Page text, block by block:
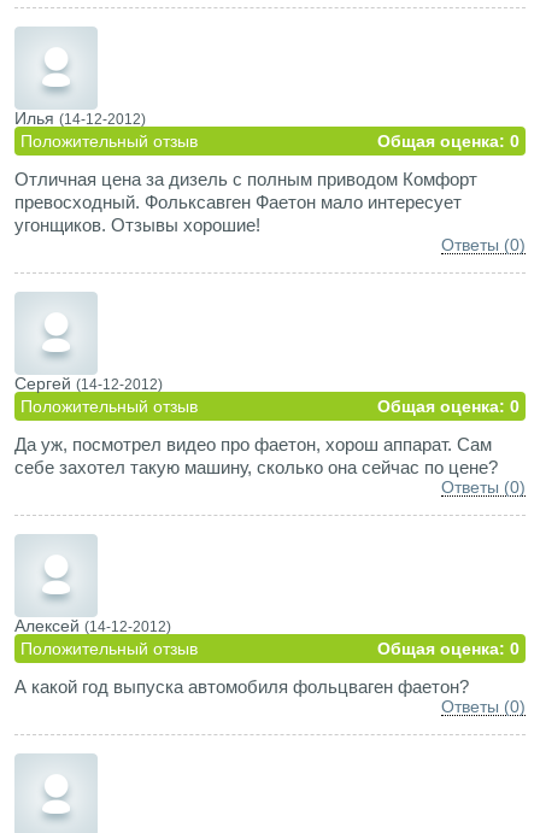
Илья (14-12-2012)
Положительный отзыв Общая оценка: 0
Отличная цена за дизель с полным приводом Комфорт
превосходный. Фольксавген Фаетон мало интересует
угонщиков. Отзывы хорошие!
Ответы (0)
Сергей (14-12-2012)
Положительный отзыв Общая оценка: 0
Да уж, посмотрел видео про фаетон, хорош аппарат. Сам
себе захотел такую машину, сколько она сейчас по цене?
Ответы (0)
Алексей (14-12-2012)
Положительный отзыв Общая оценка: 0
А какой год выпуска автомобиля фольцваген фаетон?
Ответы (0)